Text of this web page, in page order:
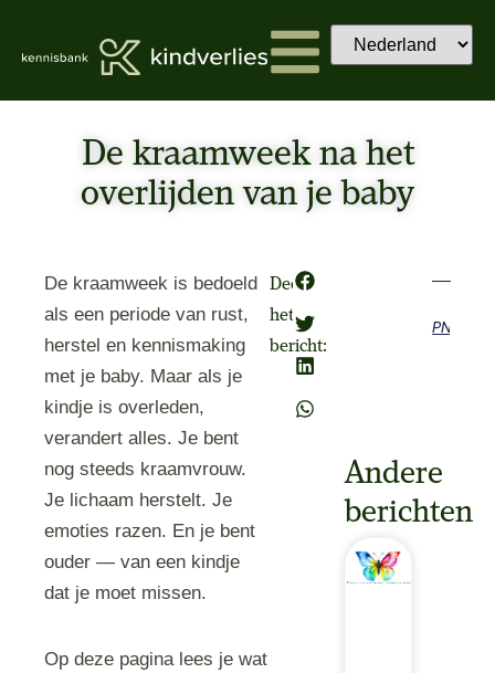
De kraamweek na het
overlijden van je baby
De kraamweek is bedoeld
als een periode van rust,
herstel en kennismaking
met je baby. Maar als je
kindje is overleden,
verandert alles. Je bent
nog steeds kraamvrouw.
Je lichaam herstelt. Je
emoties razen. En je bent
ouder — van een kindje
dat je moet missen.
Op deze pagina lees je wat
Deel
het
bericht:
Andere
berichten
Previous